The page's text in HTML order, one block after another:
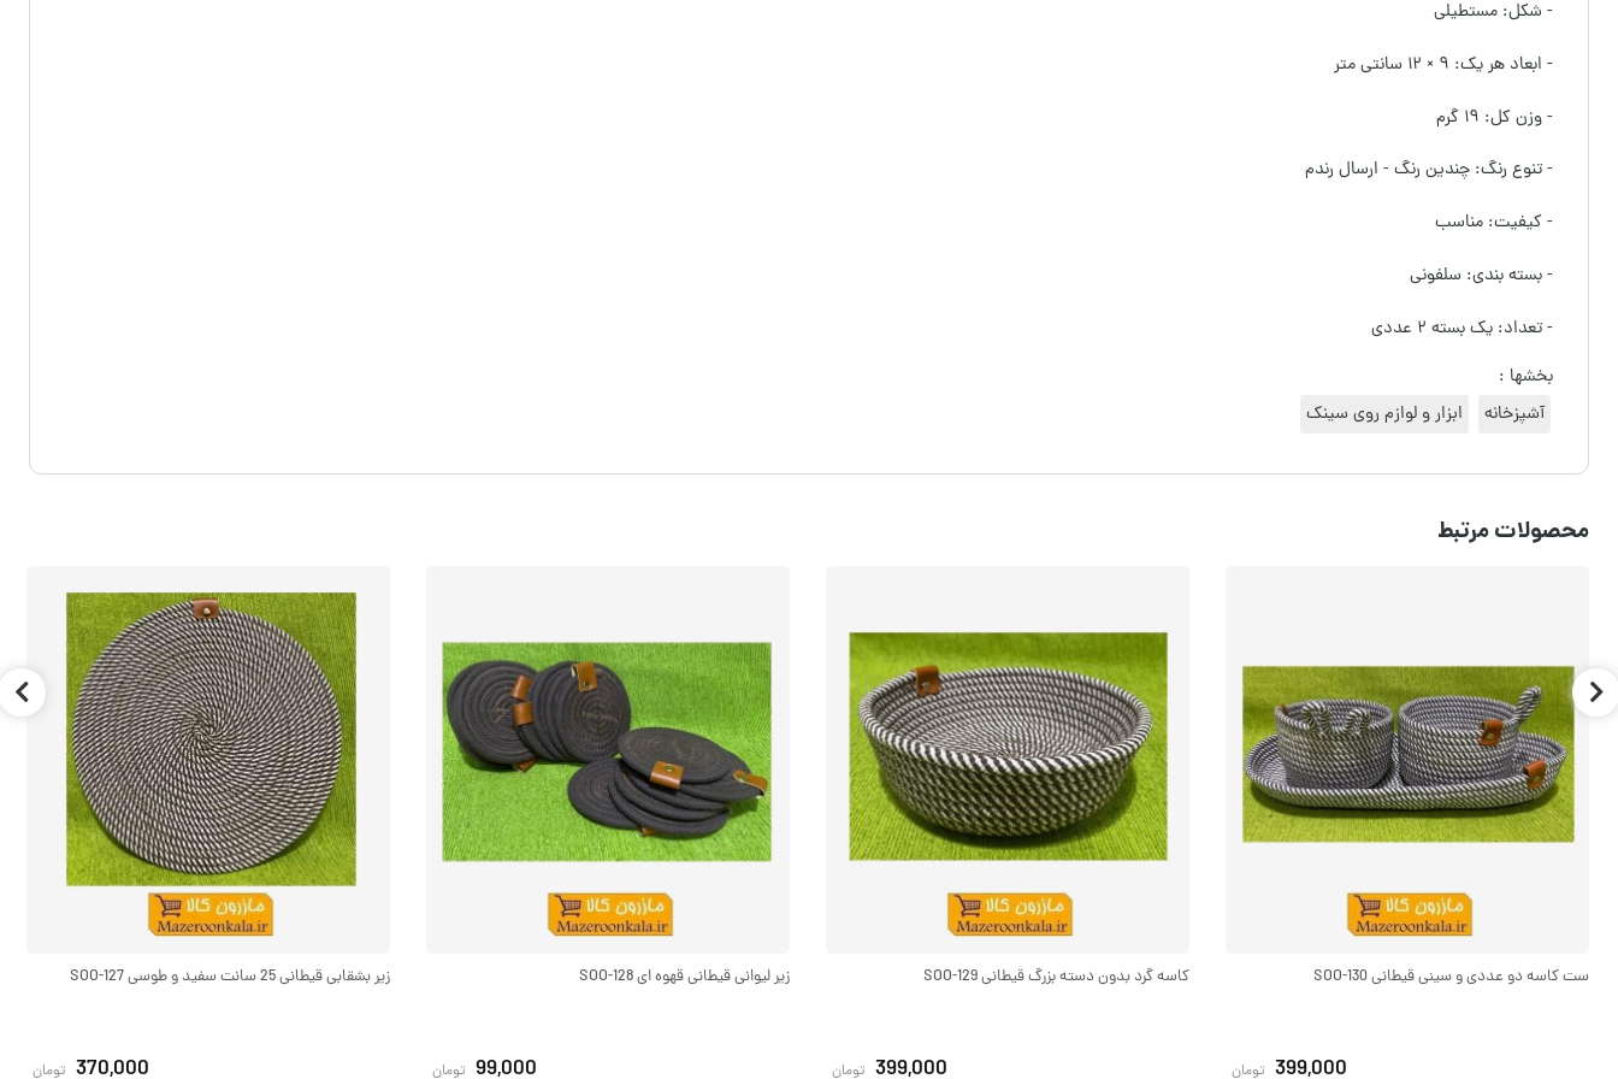
- شکل: مستطیلی
- ابعاد هر یک: ۹ × ۱۲ سانتی متر
- وزن کل: ۱۹ گرم
- تنوع رنگ: چندین رنگ - ارسال رندم
- کیفیت: مناسب
- بسته بندی: سلفونی
- تعداد: یک بسته ۲ عددی
بخشها :
آشپزخانه
ابزار و لوازم روی سینک
محصولات مرتبط
ست کاسه دو عددی و سینی قیطانی SOO-130
399,000 تومان
کاسه گرد بدون دسته بزرگ قیطانی SOO-129
399,000 تومان
زیر لیوانی قیطانی قهوه ای SOO-128
99,000 تومان
زیر بشقابی قیطانی 25 سانت سفید و طوسی SOO-127
370,000 تومان